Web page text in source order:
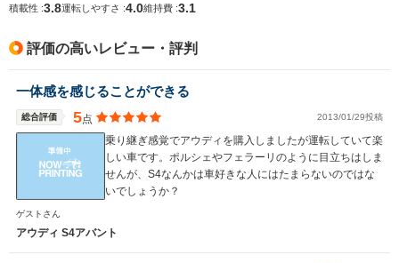
排気量
駆動方式
2893cc
4WD
積載性 :3.8運転しやすさ :4.0維持費 :3.1
評価の高いレビュー・評判
一体感を感じることができる
総合評価 5点 2013/01/29投稿
乗り継ぎ感覚でアウディを購入しましたが運転していて楽
しい車です。ポルシェやフェラーリのように目立ちはしま
せんが、S4なんかは車好きな人にはたまらないのではな
いでしょうか？
ゲストさん
アウディ S4アバント